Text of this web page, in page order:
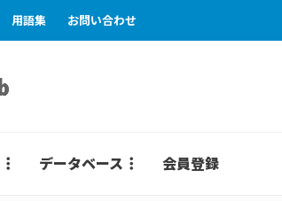
用語集 お問い合わせ
データベース 会員登録